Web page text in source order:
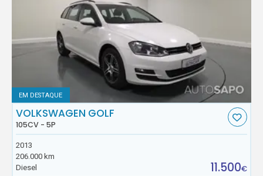
EM DESTAQUE
VOLKSWAGEN GOLF
105CV - 5P
2013
206.000 km
Diesel
11.500€